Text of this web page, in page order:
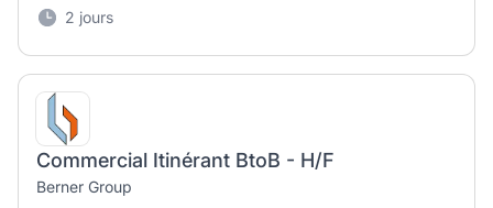
2 jours
Commercial Itinérant BtoB - H/F
Berner Group